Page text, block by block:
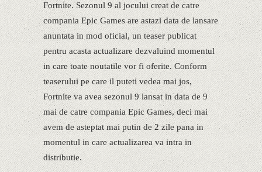
Fortnite. Sezonul 9 al jocului creat de catre
compania Epic Games are astazi data de lansare
anuntata in mod oficial, un teaser publicat
pentru acasta actualizare dezvaluind momentul
in care toate noutatile vor fi oferite. Conform
teaserului pe care il puteti vedea mai jos,
Fortnite va avea sezonul 9 lansat in data de 9
mai de catre compania Epic Games, deci mai
avem de asteptat mai putin de 2 zile pana in
momentul in care actualizarea va intra in
distributie.